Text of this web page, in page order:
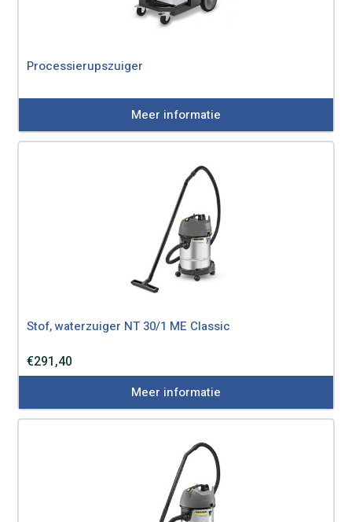
Processierupszuiger
Meer informatie
Stof, waterzuiger NT 30/1 ME Classic
€291,40
Meer informatie